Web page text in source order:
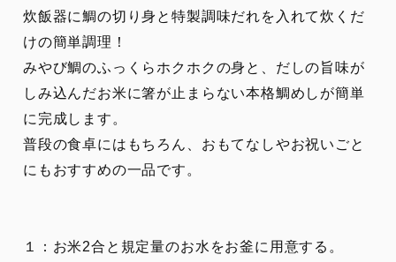
炊飯器に鯛の切り身と特製調味だれを入れて炊くだ
けの簡単調理！
みやび鯛のふっくらホクホクの身と、だしの旨味が
しみ込んだお米に箸が止まらない本格鯛めしが簡単
に完成します。
普段の食卓にはもちろん、おもてなしやお祝いごと
にもおすすめの一品です。
１：お米2合と規定量のお水をお釜に用意する。